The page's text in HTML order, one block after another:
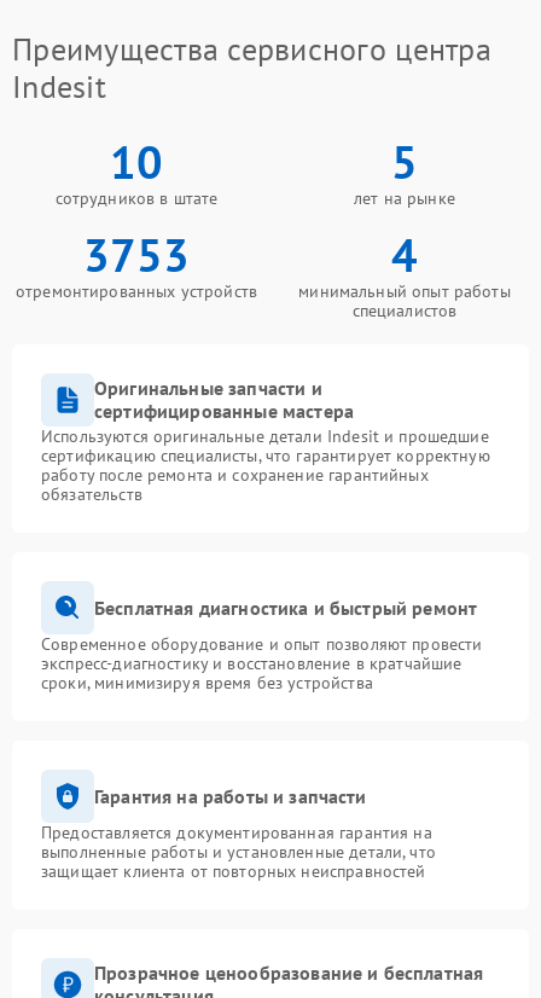
Преимущества сервисного центра
Indesit
10
сотрудников в штате
5
лет на рынке
3753
отремонтированных устройств
4
минимальный опыт работы
специалистов
Оригинальные запчасти и
сертифицированные мастера
Используются оригинальные детали Indesit и прошедшие
сертификацию специалисты, что гарантирует корректную
работу после ремонта и сохранение гарантийных
обязательств
Бесплатная диагностика и быстрый ремонт
Современное оборудование и опыт позволяют провести
экспресс-диагностику и восстановление в кратчайшие
сроки, минимизируя время без устройства
Гарантия на работы и запчасти
Предоставляется документированная гарантия на
выполненные работы и установленные детали, что
защищает клиента от повторных неисправностей
Прозрачное ценообразование и бесплатная